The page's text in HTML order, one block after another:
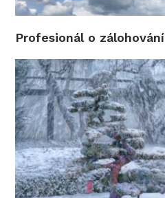
Profesionál o zálohování